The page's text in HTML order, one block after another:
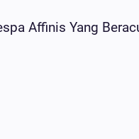
Affinis Yang